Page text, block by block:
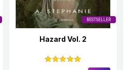
BESTSELLER
Hazard Vol. 2